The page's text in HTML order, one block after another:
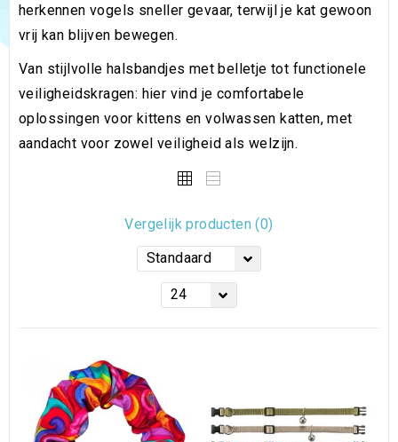
herkennen vogels sneller gevaar, terwijl je kat gewoon
vrij kan blijven bewegen.
Van stijlvolle halsbandjes met belletje tot functionele
veiligheidskragen: hier vind je comfortabele
oplossingen voor kittens en volwassen katten, met
aandacht voor zowel veiligheid als welzijn.
Vergelijk producten (0)
Standaard
24